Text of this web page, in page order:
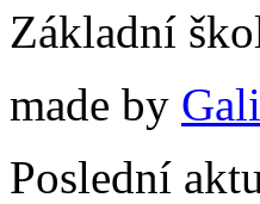
Základní
made by
Poslední